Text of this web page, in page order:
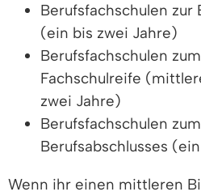
Berufsfachschulen
(ein bis zwei Jahre)
Berufsfachschulen
Fachschulreife
zwei Jahre)
Berufsfachschulen
Berufsabschlusses
Wenn ihr einen mittleren